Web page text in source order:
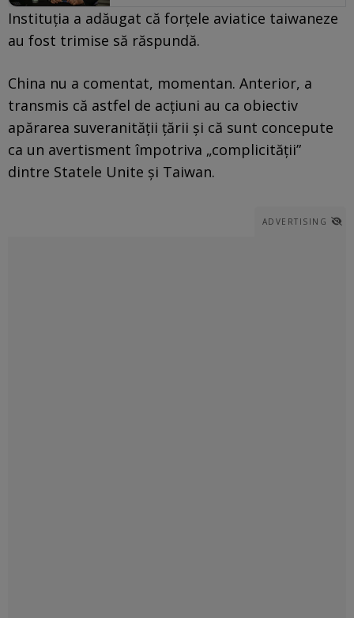
Instituţia a adăugat că forţele aviatice taiwaneze
au fost trimise să răspundă.
China nu a comentat, momentan. Anterior, a
transmis că astfel de acţiuni au ca obiectiv
apărarea suveranităţii ţării şi că sunt concepute
ca un avertisment împotriva „complicităţii”
dintre Statele Unite şi Taiwan.
ADVERTISING